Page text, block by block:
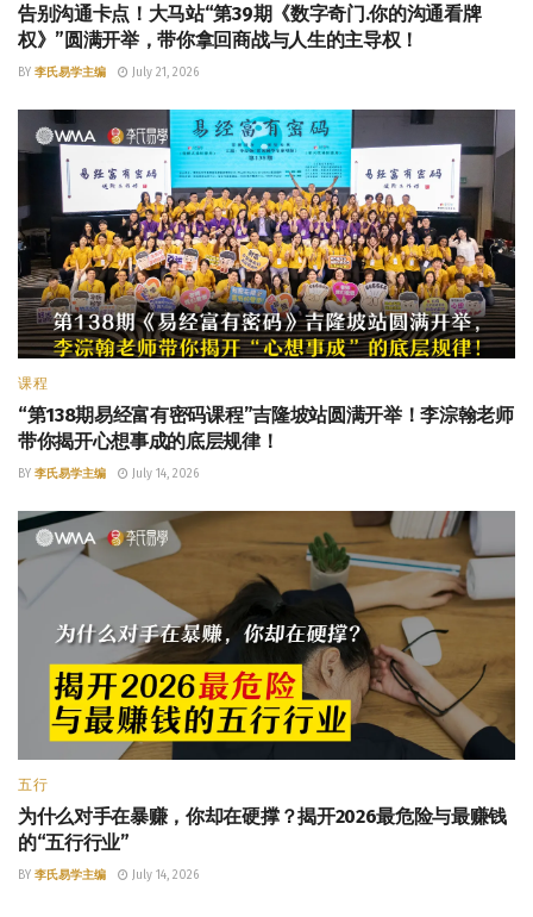
告别沟通卡点！大马站“第39期《数字奇门.你的沟通看牌
权》”圆满开举，带你拿回商战与人生的主导权！
BY 李氏易学主编 July 21, 2026
课程
“第138期易经富有密码课程”吉隆坡站圆满开举！李淙翰老师
带你揭开心想事成的底层规律！
BY 李氏易学主编 July 14, 2026
五行
为什么对手在暴赚，你却在硬撑？揭开2026最危险与最赚钱
的“五行行业”
BY 李氏易学主编 July 14, 2026